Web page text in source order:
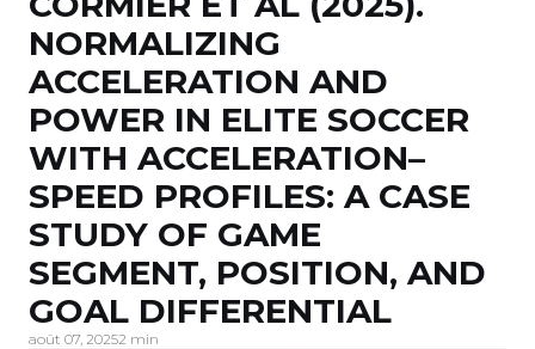
NORMALIZING
ACCELERATION AND
POWER IN ELITE SOCCER
WITH ACCELERATION–
SPEED PROFILES: A CASE
STUDY OF GAME
SEGMENT, POSITION, AND
GOAL DIFFERENTIAL
août 07, 20252 min